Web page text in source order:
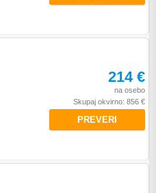
214 €
na osebo
Skupaj okvirno: 856 €
PREVERI